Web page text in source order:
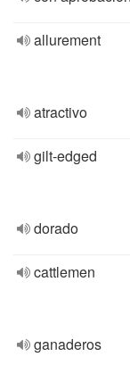
allurement
atractivo
gilt-edged
dorado
cattlemen
ganaderos